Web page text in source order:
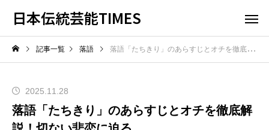
日本伝統芸能TIMES
記事一覧 落語 落語「たちきり」のあらすじとオチを徹底解説！切ない悲恋に迫る
2025.11.28
落語「たちきり」のあらすじとオチを徹底解